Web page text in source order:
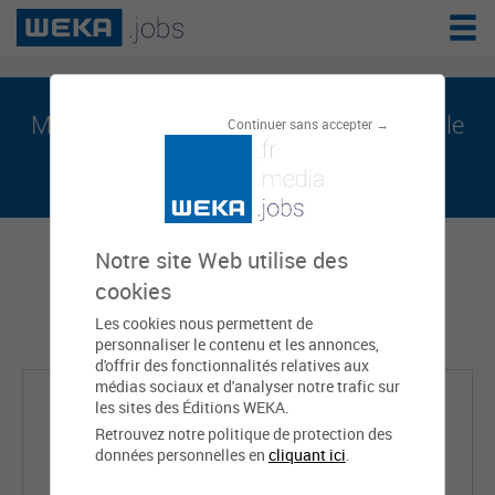
Continuer sans accepter →
Notre site Web utilise des
cookies
Les cookies nous permettent de
personnaliser le contenu et les annonces,
d'offrir des fonctionnalités relatives aux
médias sociaux et d'analyser notre trafic sur
les sites des Éditions WEKA.
Retrouvez notre politique de protection des
données personnelles en cliquant ici.
Mohamed MAAMAR est sur weka.jobs, le
réseau de l'emploi public